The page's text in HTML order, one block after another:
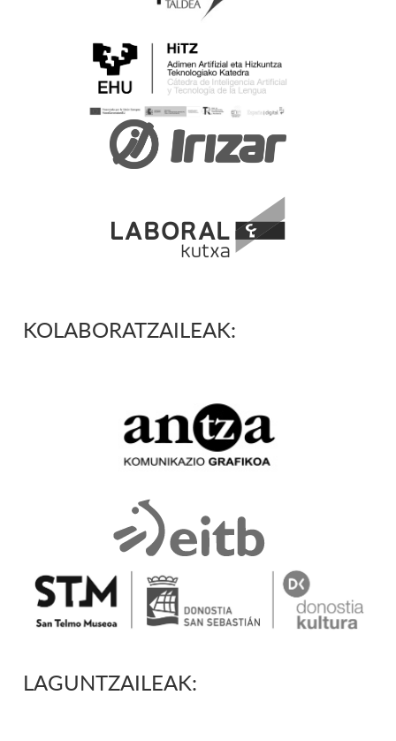
KOLABORATZAILEAK:
LAGUNTZAILEAK: